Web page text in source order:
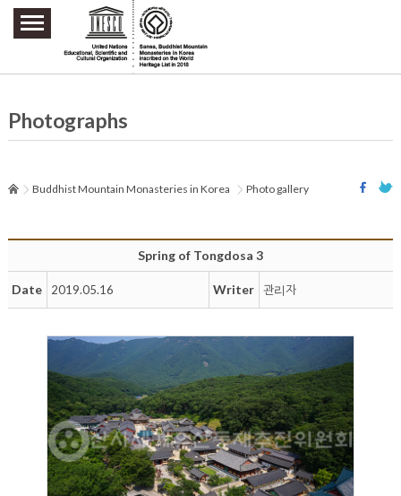
주요메뉴 바로가기
본문 바로가기
하단메뉴 바로가기
Photographs
Buddhist Mountain Monasteries in Korea Photo gallery
Spring of Tongdosa 3
Date 2019.05.16 Writer 관리자